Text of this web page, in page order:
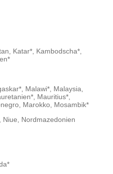
Katar*, Kambodscha*,
Malawi*, Malaysia,
Mauritius*,
Marokko, Mosambik*
Niue, Nordmazedonien